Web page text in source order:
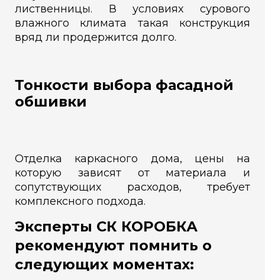
лиственницы. В условиях сурового
влажного климата такая конструкция
вряд ли продержится долго.
Тонкости выбора фасадной
обшивки
Отделка каркасного дома, цены на
которую зависят от материала и
сопутствующих расходов, требует
комплексного подхода.
Эксперты СК КОРОБКА
рекомендуют помнить о
следующих моментах: